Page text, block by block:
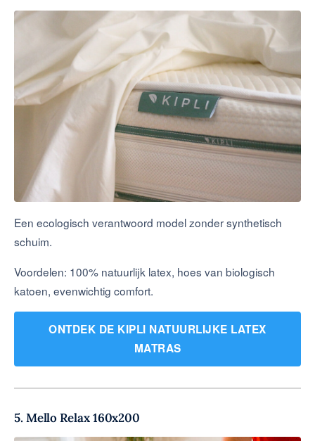
Een ecologisch verantwoord model zonder synthetisch
schuim.
Voordelen: 100% natuurlijk latex, hoes van biologisch
katoen, evenwichtig comfort.
ONTDEK DE KIPLI NATUURLIJKE LATEX
MATRAS
5. Mello Relax 160x200